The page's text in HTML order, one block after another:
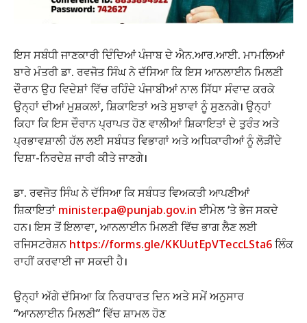
ਇਸ ਸਬੰਧੀ ਜਾਣਕਾਰੀ ਦਿੰਦਿਆਂ ਪੰਜਾਬ ਦੇ ਐਨ.ਆਰ.ਆਈ. ਮਾਮਲਿਆਂ
ਬਾਰੇ ਮੰਤਰੀ ਡਾ. ਰਵਜੋਤ ਸਿੰਘ ਨੇ ਦੱਸਿਆ ਕਿ ਇਸ ਆਨਲਾਈਨ ਮਿਲਣੀ
ਦੌਰਾਨ ਉਹ ਵਿਦੇਸ਼ਾਂ ਵਿੱਚ ਰਹਿੰਦੇ ਪੰਜਾਬੀਆਂ ਨਾਲ ਸਿੱਧਾ ਸੰਵਾਦ ਕਰਕੇ
ਉਨ੍ਹਾਂ ਦੀਆਂ ਮੁਸ਼ਕਲਾਂ, ਸ਼ਿਕਾਇਤਾਂ ਅਤੇ ਸੁਝਾਵਾਂ ਨੂੰ ਸੁਣਨਗੇ। ਉਨ੍ਹਾਂ
ਕਿਹਾ ਕਿ ਇਸ ਦੌਰਾਨ ਪ੍ਰਾਪਤ ਹੋਣ ਵਾਲੀਆਂ ਸ਼ਿਕਾਇਤਾਂ ਦੇ ਤੁਰੰਤ ਅਤੇ
ਪ੍ਰਭਾਵਸ਼ਾਲੀ ਹੱਲ ਲਈ ਸਬੰਧਤ ਵਿਭਾਗਾਂ ਅਤੇ ਅਧਿਕਾਰੀਆਂ ਨੂੰ ਲੋੜੀਂਦੇ
ਦਿਸ਼ਾ-ਨਿਰਦੇਸ਼ ਜਾਰੀ ਕੀਤੇ ਜਾਣਗੇ।
ਡਾ. ਰਵਜੋਤ ਸਿੰਘ ਨੇ ਦੱਸਿਆ ਕਿ ਸਬੰਧਤ ਵਿਅਕਤੀ ਆਪਣੀਆਂ
ਸ਼ਿਕਾਇਤਾਂ minister.pa@punjab.gov.inਈਮੇਲ ‘ਤੇ ਭੇਜ ਸਕਦੇ
ਹਨ। ਇਸ ਤੋਂ ਇਲਾਵਾ, ਆਨਲਾਈਨ ਮਿਲਣੀ ਵਿੱਚ ਭਾਗ ਲੈਣ ਲਈ
ਰਜਿਸਟਰੇਸ਼ਨhttps://forms.gle/KKUutEpVTeccLSta6ਲਿੰਕ
ਰਾਹੀਂ ਕਰਵਾਈ ਜਾ ਸਕਦੀ ਹੈ।
ਉਨ੍ਹਾਂ ਅੱਗੇ ਦੱਸਿਆ ਕਿ ਨਿਰਧਾਰਤ ਦਿਨ ਅਤੇ ਸਮੇਂ ਅਨੁਸਾਰ
“ਆਨਲਾਈਨ ਮਿਲਣੀ” ਵਿੱਚ ਸ਼ਾਮਲ ਹੋਣ